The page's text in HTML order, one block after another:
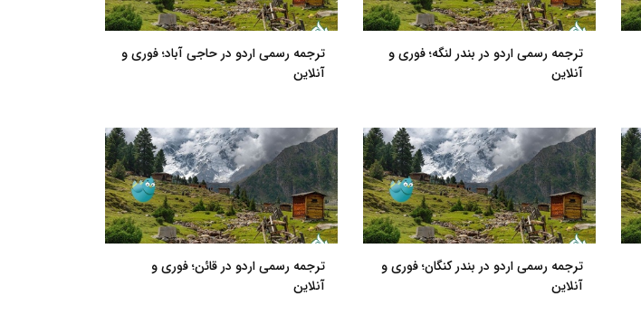
ترجمه رسمی اردو در بندر لنگه؛ فوری و
آنلاین
ترجمه رسمی اردو در حاجی آباد؛ فوری و
آنلاین
ترجمه رسمی اردو در بندر کنگان؛ فوری و
آنلاین
ترجمه رسمی اردو در قائن؛ فوری و
آنلاین